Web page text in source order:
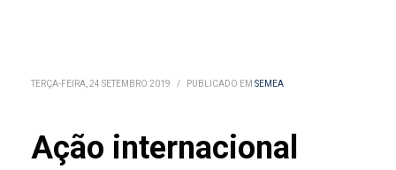
TERÇA-FEIRA, 24 SETEMBRO 2019 / PUBLICADO EM SEMEA
Ação internacional